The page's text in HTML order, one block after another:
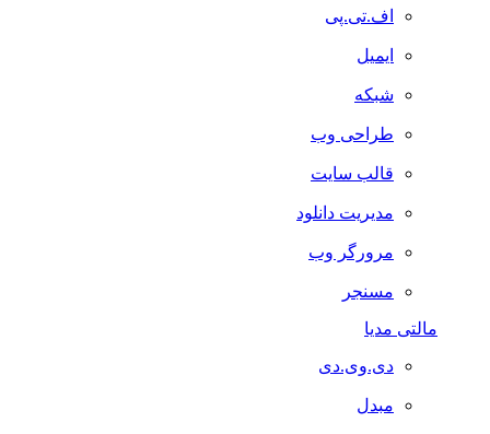
اف.تی.پی
ایمیل
شبکه
طراحی وب
قالب سایت
مدیریت دانلود
مرورگر وب
مسنجر
مالتی مدیا
دی.وی.دی
مبدل